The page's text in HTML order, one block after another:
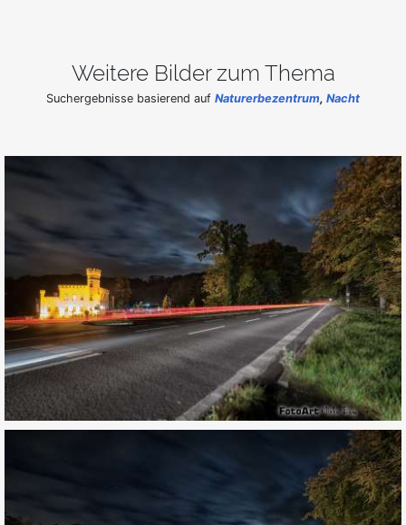
Weitere Bilder zum Thema
Suchergebnisse basierend auf Naturerbezentrum, Nacht